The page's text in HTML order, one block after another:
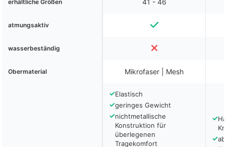
erhältliche Größen 41 - 46
atmungsaktiv
wasserbeständig
Obermaterial Mikrofaser | Mesh
✓Elastisch
✓geringes Gewicht
✓nichtmetallische
Konstruktion für
überlegenen
Tragekomfort
✓
✓